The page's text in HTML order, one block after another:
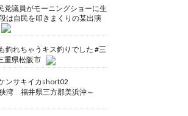
党議員がモーニングショーに生
は自民を叩きまくりの某出演
釣れちゃうキス釣りでした #三
重県松阪市
ンサキイカshort02
湾 福井県三方郡美浜沖～